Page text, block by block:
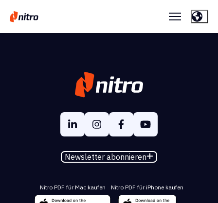
Newsletter abonnieren
Nitro PDF für Mac kaufen Nitro PDF für iPhone kaufen